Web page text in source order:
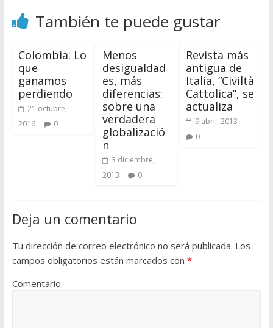
También te puede gustar
Colombia: Lo
que
ganamos
perdiendo
21 octubre,
2016
0
Menos
desigualdad
es, más
diferencias:
sobre una
verdadera
globalizació
n
3 diciembre,
2013
0
Revista más
antigua de
Italia, “Civiltà
Cattolica”, se
actualiza
9 abril, 2013
0
Deja un comentario
Tu dirección de correo electrónico no será publicada. Los
campos obligatorios están marcados con *
Comentario